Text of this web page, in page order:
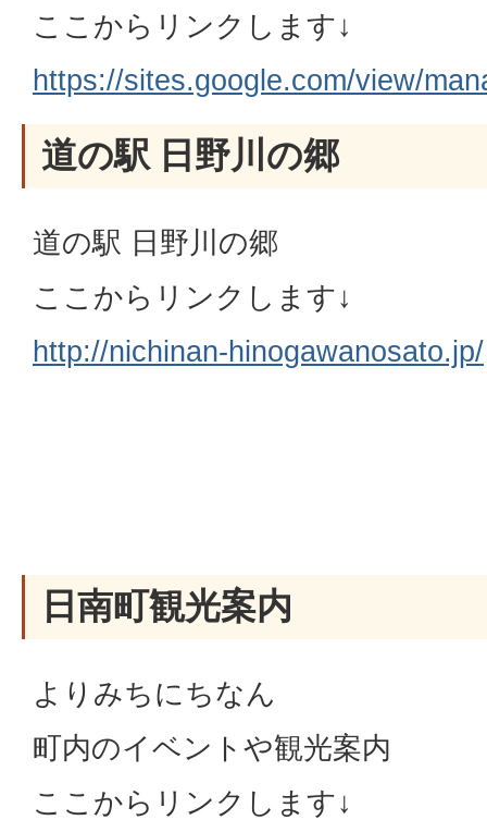
ここからリンクします↓
https://sites.google.com/view/
道の駅 日野川の郷
道の駅 日野川の郷
ここからリンクします↓
http://nichinan-hinogawanosato.jp/
日南町観光案内
よりみちにちなん
町内のイベントや観光案内
ここからリンクします↓